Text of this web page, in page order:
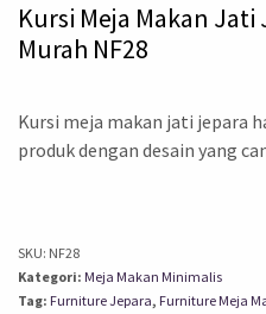
Kursi Meja Makan Jati
Murah NF28
Kursi meja makan jati jepara
produk dengan desain yang
SKU: NF28
Kategori: Meja Makan Minimalis
Tag: Furniture Jepara, Furniture Meja